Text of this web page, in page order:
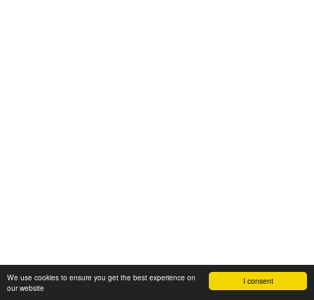
I consent
We use cookies to ensure you get the best experience on
our website